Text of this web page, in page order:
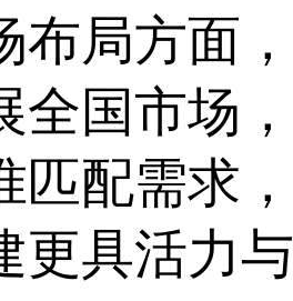
布局方面
全国市场
匹配需求
更具活力